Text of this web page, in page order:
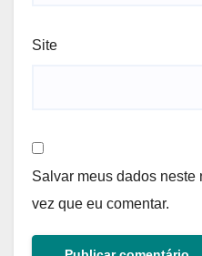
Site
Salvar meus dados neste
vez que eu comentar.